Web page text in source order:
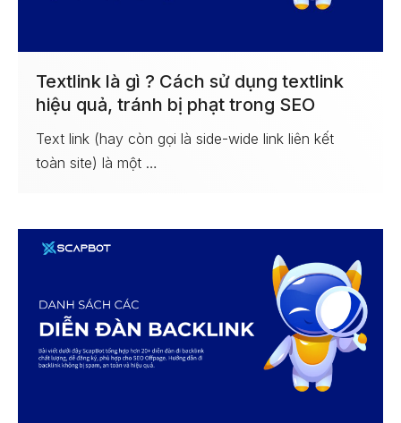
Textlink là gì ? Cách sử dụng textlink
hiệu quả, tránh bị phạt trong SEO
Text link (hay còn gọi là side-wide link liên kết
toàn site) là một …